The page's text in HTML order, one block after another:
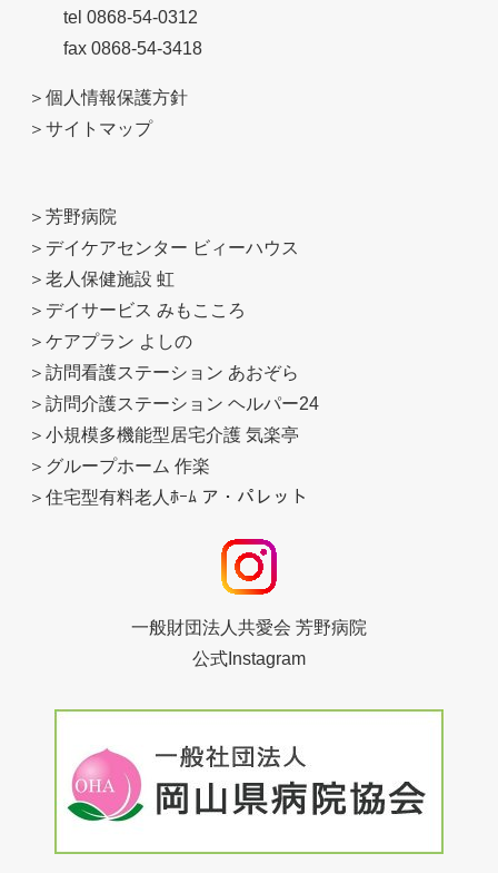
tel 0868-54-0312
fax 0868-54-3418
＞ 個人情報保護方針
＞ サイトマップ
＞ 芳野病院
＞ デイケアセンター ビィーハウス
＞ 老人保健施設 虹
＞ デイサービス みもこころ
＞ ケアプラン よしの
＞ 訪問看護ステーション あおぞら
＞ 訪問介護ステーション ヘルパー24
＞ 小規模多機能型居宅介護 気楽亭
＞ グループホーム 作楽
＞ 住宅型有料老人ﾎｰﾑ ア・パレット
一般財団法人共愛会 芳野病院
公式Instagram